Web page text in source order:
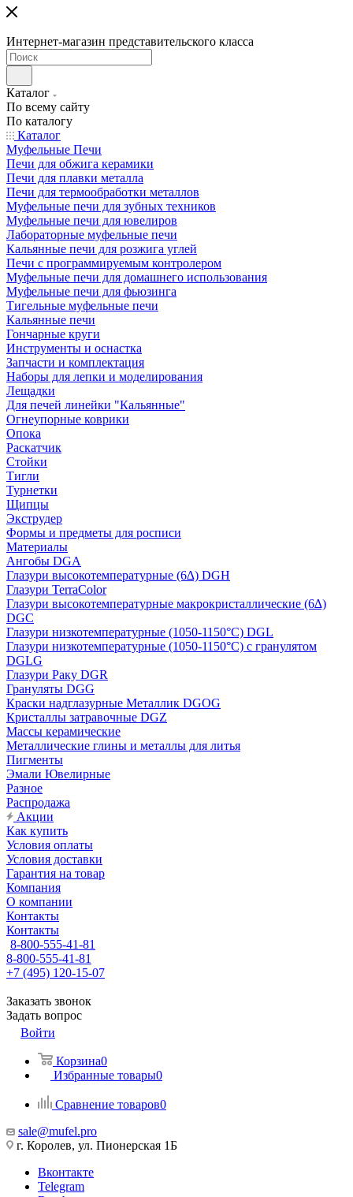
Интернет-магазин представительского класса
Каталог
По всему сайту
По каталогу
Каталог
Муфельные Печи
Печи для обжига керамики
Печи для плавки металла
Печи для термообработки металлов
Муфельные печи для зубных техников
Муфельные печи для ювелиров
Лабораторные муфельные печи
Кальянные печи для розжига углей
Печи с программируемым контролером
Муфельные печи для домашнего использования
Муфельные печи для фьюзинга
Тигельные муфельные печи
Кальянные печи
Гончарные круги
Инструменты и оснастка
Запчасти и комплектация
Наборы для лепки и моделирования
Лещадки
Для печей линейки "Кальянные"
Огнеупорные коврики
Опока
Раскатчик
Стойки
Тигли
Турнетки
Щипцы
Экструдер
Формы и предметы для росписи
Материалы
Ангобы DGA
Глазури высокотемпературные (6∆) DGH
Глазури TerraColor
Глазури высокотемпературные макрокристаллические (6∆)
DGC
Глазури низкотемпературные (1050-1150°С) DGL
Глазури низкотемпературные (1050-1150°С) с гранулятом
DGLG
Глазури Раку DGR
Грануляты DGG
Краски надглазурные Металлик DGOG
Кристаллы затравочные DGZ
Массы керамические
Металлические глины и металлы для литья
Пигменты
Эмали Ювелирные
Разное
Распродажа
Акции
Как купить
Условия оплаты
Условия доставки
Гарантия на товар
Компания
О компании
Контакты
Контакты
8-800-555-41-81
8-800-555-41-81
+7 (495) 120-15-07
Заказать звонок
Задать вопрос
Войти
Корзина0
Избранные товары0
Сравнение товаров0
sale@mufel.pro
г. Королев, ул. Пионерская 1Б
Вконтакте
Telegram